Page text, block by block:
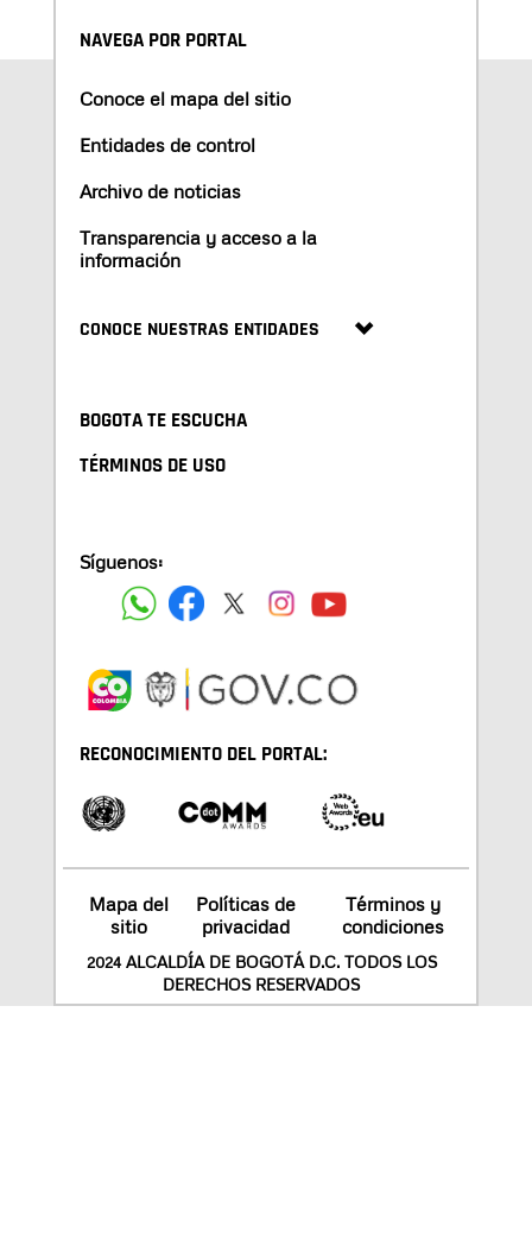
NAVEGA POR PORTAL
Conoce el mapa del sitio
Entidades de control
Archivo de noticias
Transparencia y acceso a la
información
CONOCE NUESTRAS ENTIDADES
BOGOTA TE ESCUCHA
TÉRMINOS DE USO
Síguenos:
RECONOCIMIENTO DEL PORTAL:
Mapa del
sitio
Políticas de
privacidad
Términos y
condiciones
2024 ALCALDÍA DE BOGOTÁ D.C. TODOS LOS
DERECHOS RESERVADOS